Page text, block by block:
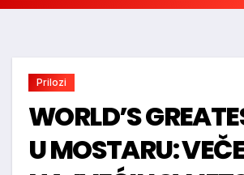
Prilozi
WORLD’S
U MOSTARU: